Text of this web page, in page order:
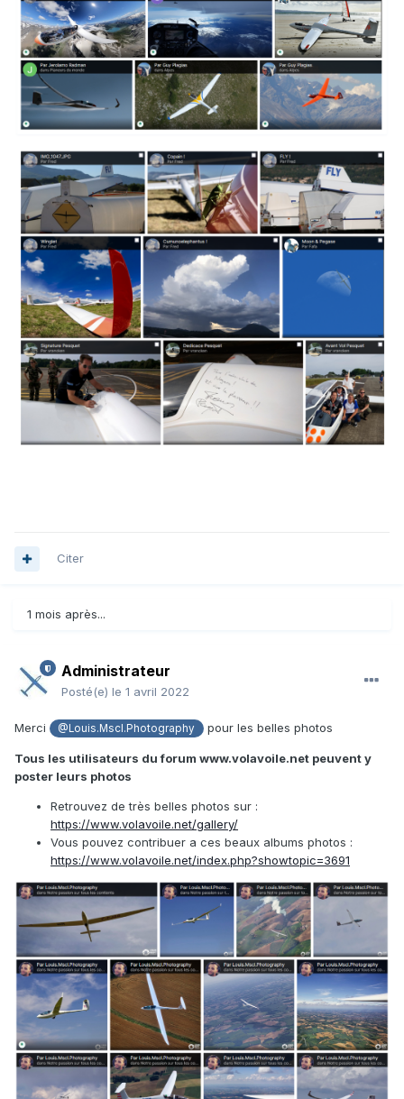
Citer
1 mois après...
Administrateur
Posté(e) le 1 avril 2022
Merci @Louis.Mscl.Photography pour les belles photos
Tous les utilisateurs du forum www.volavoile.net peuvent y
poster leurs photos
Retrouvez de très belles photos sur :
https://www.volavoile.net/gallery/
Vous pouvez contribuer a ces beaux albums photos :
https://www.volavoile.net/index.php?showtopic=3691